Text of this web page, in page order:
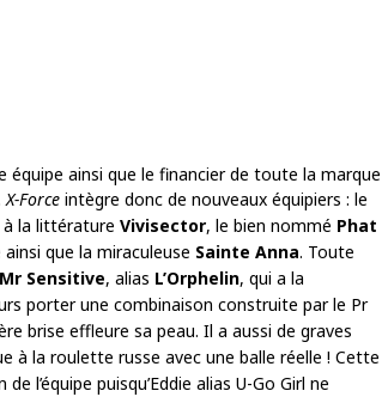
équipe ainsi que le financier de toute la marque
X-Force intègre donc de nouveaux équipiers : le
à la littérature Vivisector, le bien nommé Phat
que la miraculeuse Sainte Anna. Toute
Mr Sensitive, alias L’Orphelin, qui a la
porter une combinaison construite par le Pr
brise effleure sa peau. Il a aussi de graves
à la roulette russe avec une balle réelle ! Cette
l’équipe puisqu’Eddie alias U-Go Girl ne